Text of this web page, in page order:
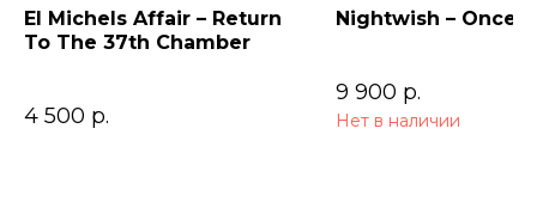
El Michels Affair – Return
To The 37th Chamber
4 500 р.
Nightwish – Once
9 900 р.
Нет в наличии